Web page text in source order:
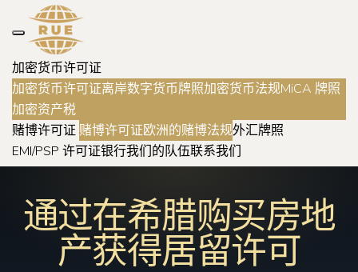
加密货币许可证
加密货币许可证离岸数字货币牌照加密货币法规MiCA 牌照
加密资产税
赌博许可证 赌博许可证欧洲的赌博法规外汇牌照
EMI/PSP 许可证银行我们的队伍联系我们
通过在希腊购买房地
产获得居留许可